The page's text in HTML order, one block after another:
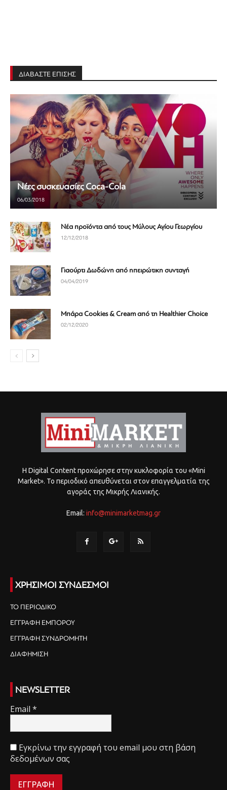
ΔΙΑΒΑΣΤΕ ΕΠΙΣΗΣ
Νέες συσκευασίες Coca-Cola
06/03/2018
Νέα προϊόντα από τους Μύλους Αγίου Γεωργίου
12/12/2018
Γιαούρτι Δωδώνη από ηπειρώτικη συνταγή
04/04/2019
Mπάρα Cookies & Cream από τη Healthier Chοice
02/12/2020
Η Digital Content προχώρησε στην κυκλοφορία του «Mini
Market». Το περιοδικό απευθύνεται στον επαγγελματία της
αγοράς της Μικρής Λιανικής.
Email: info@minimarketmag.gr
ΧΡΗΣΙΜΟΙ ΣΥΝΔΕΣΜΟΙ
ΤΟ ΠΕΡΙΟΔΙΚΟ
ΕΓΓΡΑΦΗ ΕΜΠΟΡΟΥ
ΕΓΓΡΑΦΗ ΣΥΝΔΡΟΜΗΤΗ
ΔΙΑΦΗΜΙΣΗ
NEWSLETTER
Email *
Εγκρίνω την εγγραφή του email μου στη βάση
δεδομένων σας